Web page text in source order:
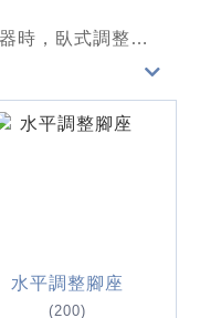
時，臥式調整腳
方式存在螺紋變
震動和產品品質
質保證●優質材
高品質灰鑄鐵製
水平調整腳座
(200)